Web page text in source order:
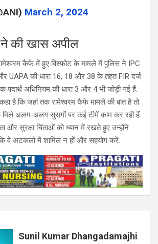
March 2, 2024
की खास अपील
कैफे में हुए विस्फोट के मामले में पुलिस ने IPC
UAPA की धारा 16, 18 और 38 के तहत FIR दर्ज
पदार्थ अधिनियम की धारा 3 और 4 भी जोड़ी गई हैं.
है कि जहां तक रामेश्‍वरम कैफे मामले की बात है तो
अलग-अलग सुरागों पर कई टीमें काम कर रही हैं.
और सुरक्षा चिंताओं को ध्यान में रखते हुए उन्होंने
वे अटकलों में शामिल न हों और सहयोग करें.
Sunil Kumar Dhangadamajhi